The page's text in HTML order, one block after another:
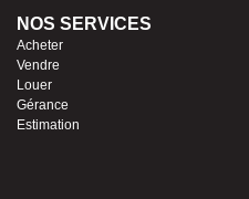
NOS SERVICES
Acheter
Vendre
Louer
Gérance
Estimation